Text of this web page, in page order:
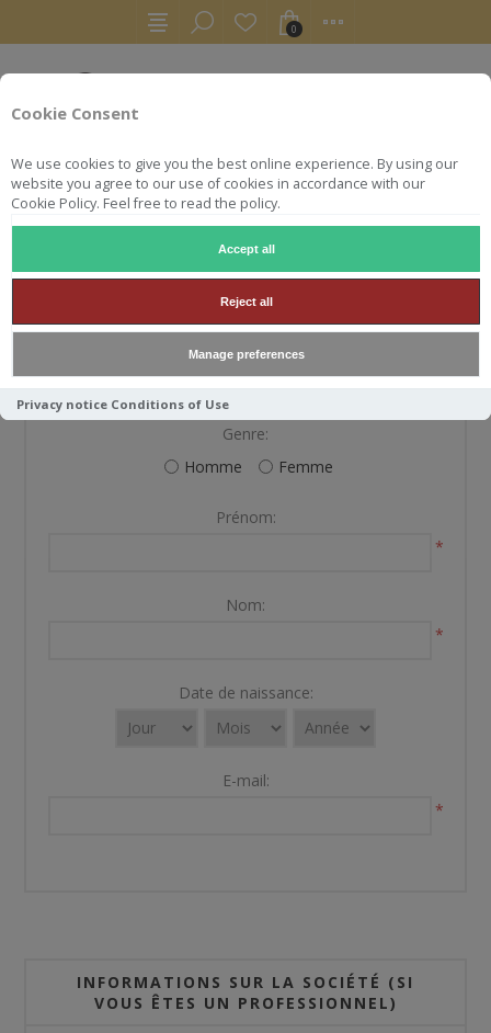
Cookie Consent
We use cookies to give you the best online experience. By using our
website you agree to our use of cookies in accordance with our
Cookie Policy. Feel free to read the policy.
Accept all
Reject all
Manage preferences
Privacy notice Conditions of Use
0
S'ENREGISTRER
VOS INFORMATIONS PERSONNELLES
Genre:
Homme
Femme
Prénom:
*
Nom:
*
Date de naissance:
E-mail:
*
INFORMATIONS SUR LA SOCIÉTÉ (SI
VOUS ÊTES UN PROFESSIONNEL)